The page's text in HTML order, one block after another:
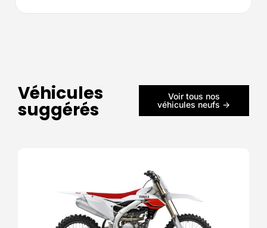
Véhicules
suggérés
Voir tous nos
véhicules neufs ->